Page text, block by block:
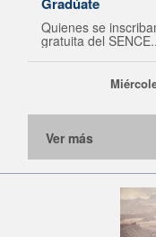
Quienes se
gratuita del
Ver más